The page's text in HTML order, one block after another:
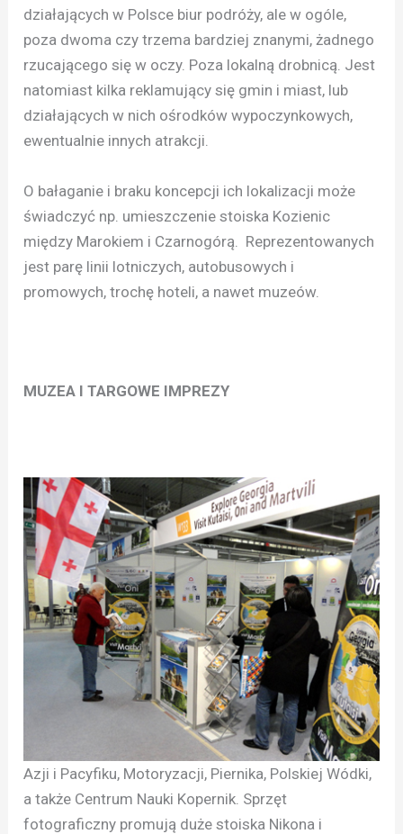
działających w Polsce biur podróży, ale w ogóle,
poza dwoma czy trzema bardziej znanymi, żadnego
rzucającego się w oczy. Poza lokalną drobnicą. Jest
natomiast kilka reklamujący się gmin i miast, lub
działających w nich ośrodków wypoczynkowych,
ewentualnie innych atrakcji.
O bałaganie i braku koncepcji ich lokalizacji może
świadczyć np. umieszczenie stoiska Kozienic
między Marokiem i Czarnogórą. Reprezentowanych
jest parę linii lotniczych, autobusowych i
promowych, trochę hoteli, a nawet muzeów.
MUZEA I TARGOWE IMPREZY
Azji i Pacyfiku, Motoryzacji, Piernika, Polskiej Wódki,
a także Centrum Nauki Kopernik. Sprzęt
fotograficzny promują duże stoiska Nikona i